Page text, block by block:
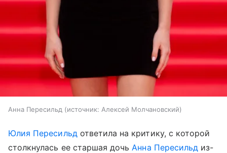
Анна Пересильд источник: Алексей Молчановский
Юлия Пересильдответила на критику, с которой
столкнулась ее старшая дочьАнна Пересильд из-